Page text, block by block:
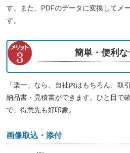
す。また、PDFのデータに変換してメ
す。
簡単・便利
「楽一」なら、自社内はもちろん、取
納品書・見積書ができます。ひと目で
で、得意先も好印象。
画像取込・添付